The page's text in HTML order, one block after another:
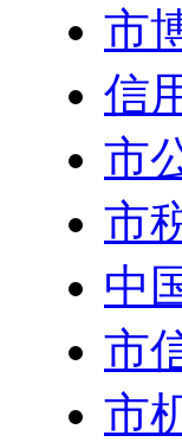
市
信
市
市
中
市
市